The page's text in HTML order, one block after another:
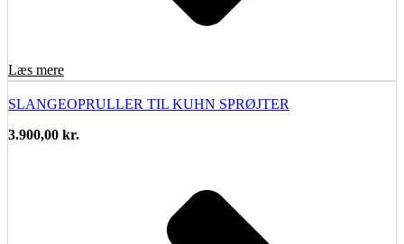
Læs mere
SLANGEOPRULLER TIL KUHN SPRØJTER
3.900,00 kr.